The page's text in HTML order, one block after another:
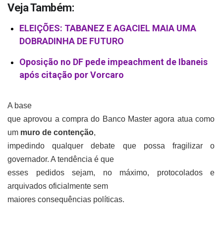
Veja Também:
ELEIÇÕES: TABANEZ E AGACIEL MAIA UMA
DOBRADINHA DE FUTURO
Oposição no DF pede impeachment de Ibaneis
após citação por Vorcaro
A base
que aprovou a compra do Banco Master agora atua como
um muro de contenção,
impedindo qualquer debate que possa fragilizar o
governador. A tendência é que
esses pedidos sejam, no máximo, protocolados e
arquivados oficialmente sem
maiores consequências políticas.